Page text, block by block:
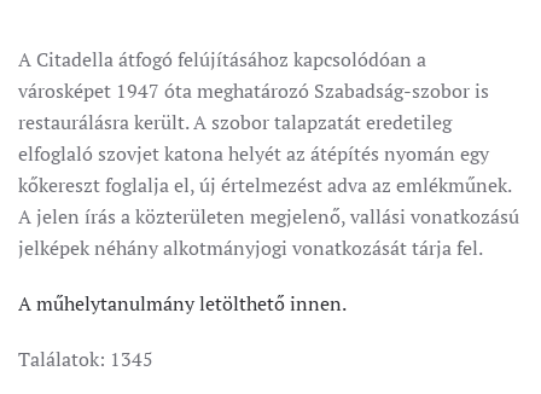
A Citadella átfogó felújításához kapcsolódóan a
városképet 1947 óta meghatározó Szabadság-szobor is
restaurálásra került. A szobor talapzatát eredetileg
elfoglaló szovjet katona helyét az átépítés nyomán egy
kőkereszt foglalja el, új értelmezést adva az emlékműnek.
A jelen írás a közterületen megjelenő, vallási vonatkozású
jelképek néhány alkotmányjogi vonatkozását tárja fel.
A műhelytanulmány letölthető innen.
Találatok: 1345